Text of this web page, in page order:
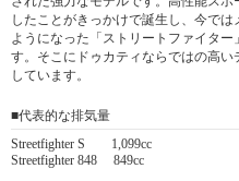
したことがきっかけで誕生し、今で
ようになった「ストリートファイタ
す。そこにドゥカティならではの高
しています。
■代表的な排気量
Streetfighter S 1,099cc
Streetfighter 848 849cc